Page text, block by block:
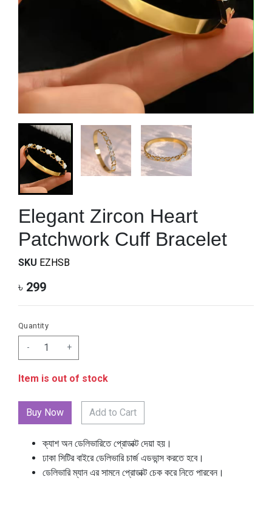
Elegant Zircon Heart
Patchwork Cuff Bracelet
SKU EZHSB
৳ 299
Quantity
- +
Item is out of stock
Add to Cart
ক্যাশ অন ডেলিভারিতে প্রোডাক্ট দেয়া হয়।
ঢাকা সিটির বাইরে ডেলিভারি চার্জ এডভান্স করতে হবে।
ডেলিভারি ম্যান এর সামনে প্রোডাক্ট চেক করে নিতে পারবেন।